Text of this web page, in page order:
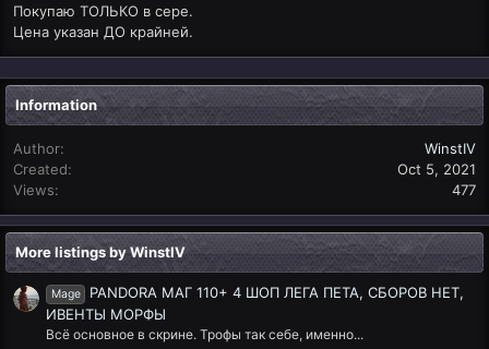
Покупаю ТОЛЬКО в сере.
Цена указан ДО крайней.
Information
Author
WinstIV
Created
Oct 5, 2021
Views
477
More listings by WinstIV
Mage
PANDORA МАГ 110+ 4 ШОП ЛЕГА ПЕТА, СБОРОВ НЕТ,
ИВЕНТЫ МОРФЫ
Всё основное в скрине. Трофы так себе, именно...